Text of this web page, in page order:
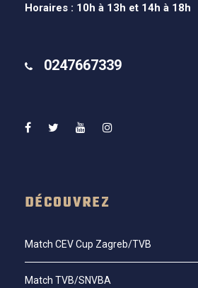
Horaires : 10h à 13h et 14h à 18h
0247667339
DÉCOUVREZ
Match CEV Cup Zagreb/TVB
Match TVB/SNVBA